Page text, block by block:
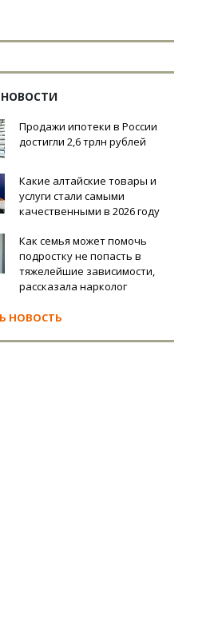
Продажи ипотеки в России
достигли 2,6 трлн рублей
Какие алтайские товары и
услуги стали самыми
качественными в 2026 году
Как семья может помочь
подростку не попасть в
тяжелейшие зависимости,
рассказала нарколог
НОВОСТЬ